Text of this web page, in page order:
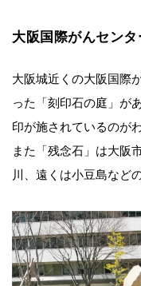
大阪国際がんセンタ
大阪城近くの大阪国際
った「刻印石の庭」が
印が施されているのが
また「残念石」は大阪
川、遠くは小豆島など